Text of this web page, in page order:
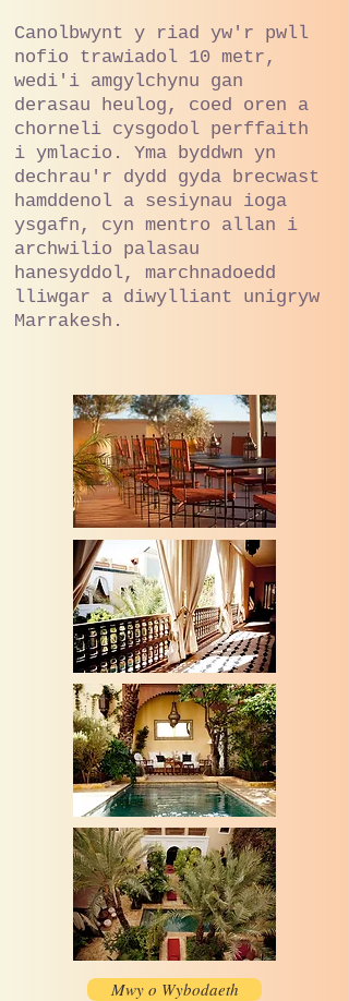
Canolbwynt y riad yw'r pwll
nofio trawiadol 10 metr,
wedi'i amgylchynu gan
derasau heulog, coed oren a
chorneli cysgodol perffaith
i ymlacio. Yma byddwn yn
dechrau'r dydd gyda brecwast
hamddenol a sesiynau ioga
ysgafn, cyn mentro allan i
archwilio palasau
hanesyddol, marchnadoedd
lliwgar a diwylliant unigryw
Marrakesh.
Mwy o Wybodaeth